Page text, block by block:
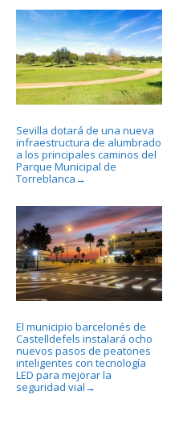
Sevilla dotará de una nueva
infraestructura de alumbrado
a los principales caminos del
Parque Municipal de
Torreblanca →
El municipio barcelonés de
Castelldefels instalará ocho
nuevos pasos de peatones
inteligentes con tecnología
LED para mejorar la
seguridad vial →